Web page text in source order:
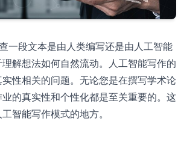
一段文本是由人类编写还是由人工智能
解想法如何自然流动。人工智能写作的
性相关的问题。无论您是在撰写学术论
的真实性和个性化都是至关重要的。这
智能写作模式的地方。